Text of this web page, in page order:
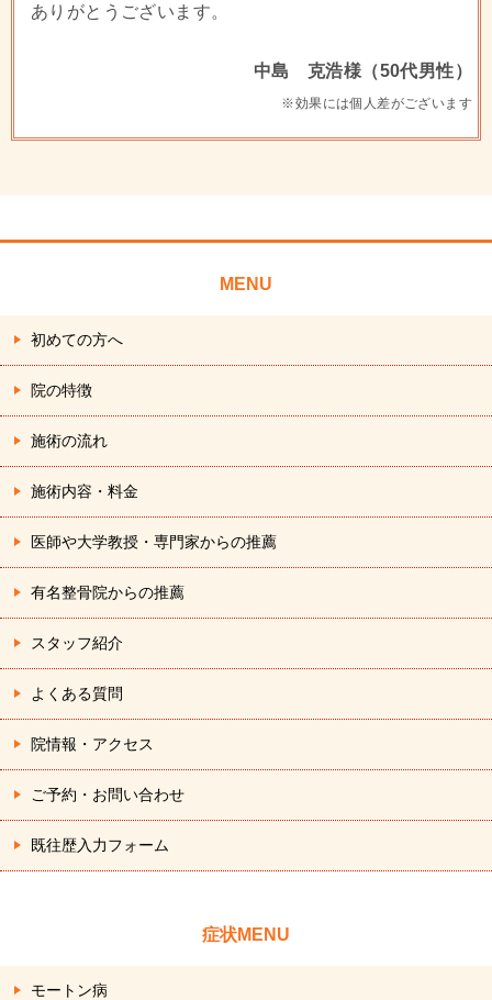
ありがとうございます。
中島 克浩様（50代男性）
※効果には個人差がございます
MENU
初めての方へ
院の特徴
施術の流れ
施術内容・料金
医師や大学教授・専門家からの推薦
有名整骨院からの推薦
スタッフ紹介
よくある質問
院情報・アクセス
ご予約・お問い合わせ
既往歴入力フォーム
症状MENU
モートン病